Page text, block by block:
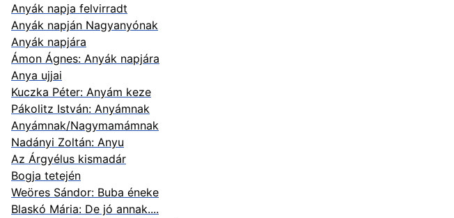
Anyák napja felvirradt
Anyák napján Nagyanyónak
Anyák napjára
Ámon Ágnes: Anyák napjára
Anya ujjai
Kuczka Péter: Anyám keze
Pákolitz István: Anyámnak
Anyámnak/Nagymamámnak
Nadányi Zoltán: Anyu
Az Árgyélus kismadár
Bogja tetején
Weöres Sándor: Buba éneke
Blaskó Mária: De jó annak....